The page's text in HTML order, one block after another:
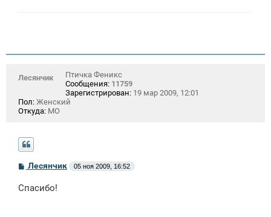
Лесянчик
Птичка Феникс
Сообщения: 11759
Зарегистрирован: 19 мар 2009, 12:01
Пол: Женский
Откуда: МО
С
б
Лесянчик 05 ноя 2009, 16:52
Спасибо!